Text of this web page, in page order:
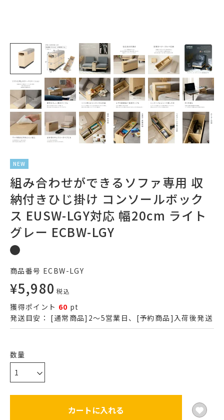
NEW
組み合わせができるソファ専用 収
納付きひじ掛け コンソールボック
ス EUSW-LGY対応 幅20cm ライト
グレー ECBW-LGY
商品番号 ECBW-LGY
¥5,980 税込
獲得ポイント 60 pt
発送目安： [通常商品]2～5営業日、[予約商品]入荷後発送
カートに入れる